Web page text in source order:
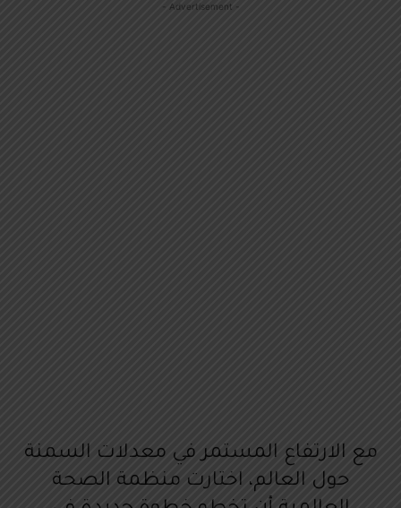
- Advertisement -
مع الارتفاع المستمر في معدلات السمنة
حول العالم، اختارت منظمة الصحة